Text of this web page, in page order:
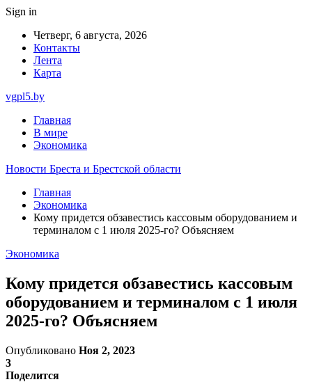
Sign in
Четверг, 6 августа, 2026
Контакты
Лента
Карта
vgpl5.by
Главная
В мире
Экономика
Новости Бреста и Брестской области
Главная
Экономика
Кому придется обзавестись кассовым оборудованием и
терминалом с 1 июля 2025-го? Объясняем
Экономика
Кому придется обзавестись кассовым
оборудованием и терминалом с 1 июля
2025-го? Объясняем
Опубликовано Ноя 2, 2023
3
Поделится